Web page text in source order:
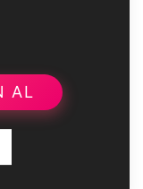
AL